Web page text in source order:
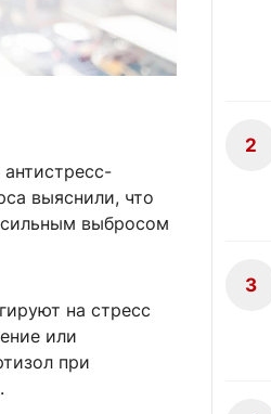
выяснили, что
выбросом
на стресс
или
при
2
3